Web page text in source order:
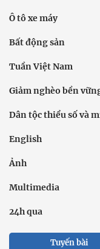
Ô tô xe máy
Bất động sản
Tuần Việt Nam
Giảm nghèo bền
Dân tộc thiểu số và
English
Ảnh
Multimedia
24h qua
Tuyến bài